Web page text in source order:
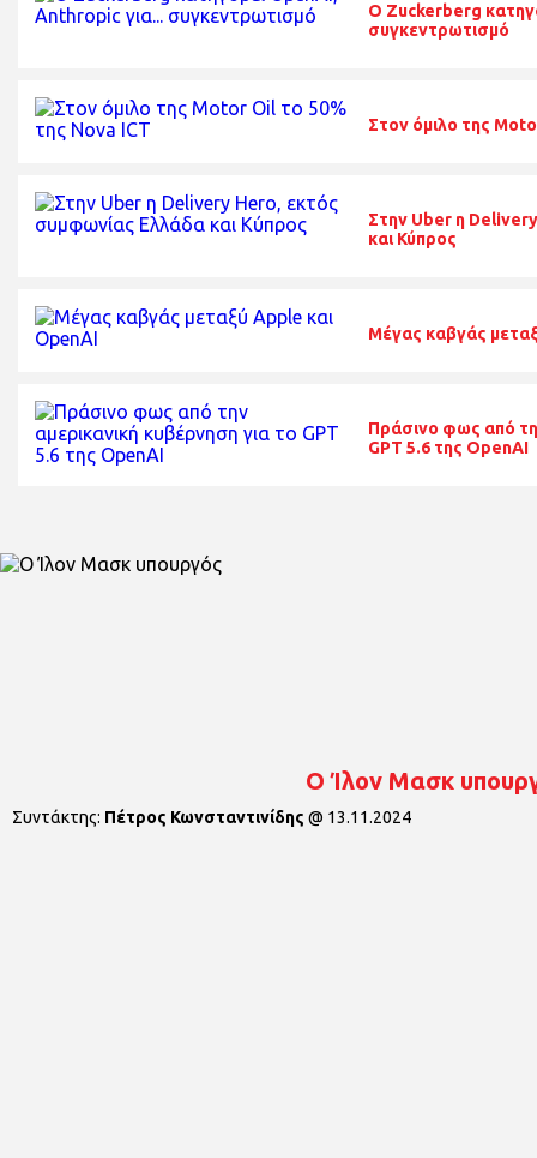
O Zuckerberg
συγκεντρωτισμό
Στον όμιλο της
Στην Uber η
και Κύπρος
Μέγας καβγάς
Πράσινο φως από
GPT 5.6 της OpenAI
Ο Ίλον Μασκ
Συντάκτης: Πέτρος Κωνσταντινίδης @ 13.11.2024